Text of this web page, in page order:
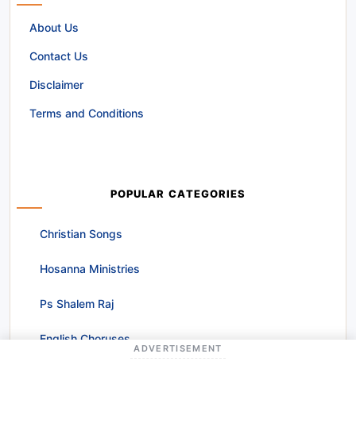
About Us
Contact Us
Disclaimer
Terms and Conditions
POPULAR CATEGORIES
Christian Songs
Hosanna Ministries
Ps Shalem Raj
English Choruses
ADVERTISEMENT